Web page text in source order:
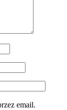
email.